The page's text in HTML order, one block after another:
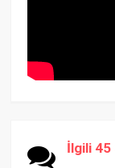
İlgili 45